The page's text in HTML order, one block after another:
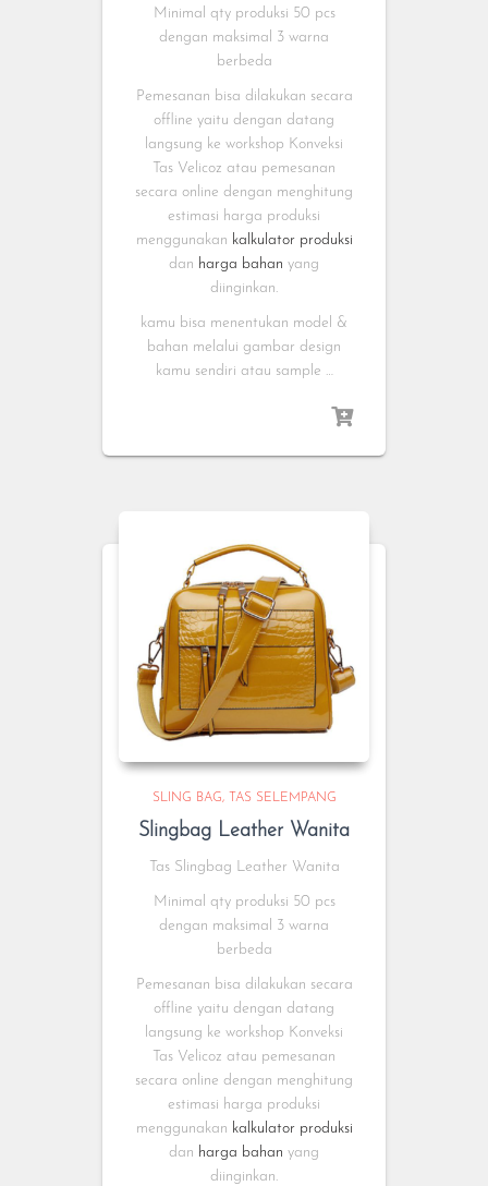
Minimal qty produksi 50 pcs
dengan maksimal 3 warna
berbeda
Pemesanan bisa dilakukan secara
offline yaitu dengan datang
langsung ke workshop Konveksi
Tas Velicoz atau pemesanan
secara online dengan menghitung
estimasi harga produksi
menggunakan kalkulator produksi
dan harga bahan yang
diinginkan.
kamu bisa menentukan model &
bahan melalui gambar design
kamu sendiri atau sample …
SLING BAG TAS SELEMPANG
Slingbag Leather Wanita
Tas Slingbag Leather Wanita
Minimal qty produksi 50 pcs
dengan maksimal 3 warna
berbeda
Pemesanan bisa dilakukan secara
offline yaitu dengan datang
langsung ke workshop Konveksi
Tas Velicoz atau pemesanan
secara online dengan menghitung
estimasi harga produksi
menggunakan kalkulator produksi
dan harga bahan yang
diinginkan.